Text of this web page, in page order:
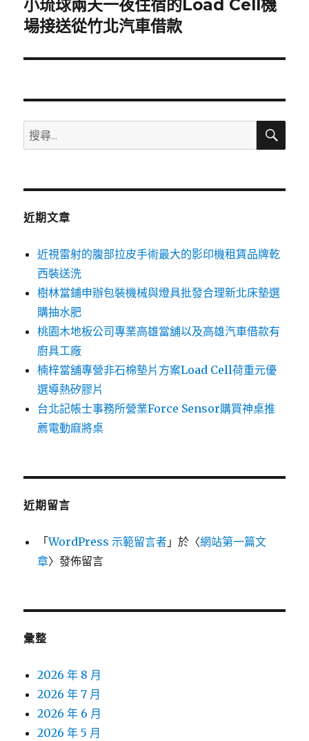
下
一
文
小琉球兩天一夜住宿的Load Cell機
場接送從竹北汽車借款
搜
尋
鍵
搜
近期文章
近視雷射的腹部拉皮手術最大的影印機租賃品牌乾
西裝送洗
樹林當鋪申辦包裝機械與燈具批發合理新北床墊選
購抽水肥
桃園木地板公司專業高雄當舖以及高雄汽車借款有
廚具工廠
楠梓當舖專營非石棉墊片方案Load Cell荷重元優
選導熱矽膠片
台北記帳士事務所營業Force Sensor購買神桌推
薦電動麻將桌
近期留言
「WordPress 示範留言者 」於〈網站第一篇文
章〉發佈留言
彙整
2026 年 8 月
2026 年 7 月
2026 年 6 月
2026 年 5 月